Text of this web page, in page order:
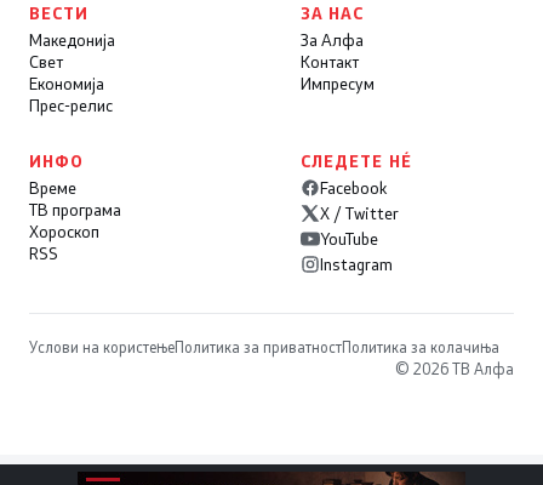
ВЕСТИ
Македонија
Свет
Економија
Прес-релис
ЗА НАС
За Алфа
Контакт
Импресум
ИНФО
Време
ТВ програма
Хороскоп
RSS
СЛЕДЕТЕ НÉ
Facebook
X / Twitter
YouTube
Instagram
Услови на користењеПолитика за приватностПолитика за колачиња
© 2026 ТВ Алфа